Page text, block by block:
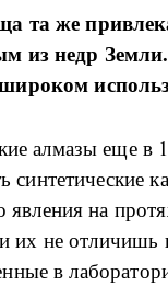
та же
из недр
алмазы еще в
явления на
их не
в